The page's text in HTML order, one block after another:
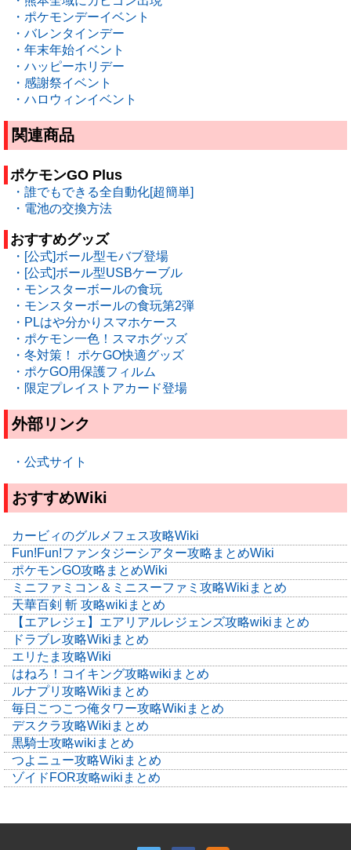
・ポケモンデーイベント
・バレンタインデー
・年末年始イベント
・ハッピーホリデー
・感謝祭イベント
・ハロウィンイベント
関連商品
ポケモンGO Plus
・誰でもできる全自動化[超簡単]
・電池の交換方法
おすすめグッズ
・[公式]ボール型モバブ登場
・[公式]ボール型USBケーブル
・モンスターボールの食玩
・モンスターボールの食玩第2弾
・PLはや分かりスマホケース
・ポケモン一色！スマホグッズ
・冬対策！ ポケGO快適グッズ
・ポケGO用保護フィルム
・限定プレイストアカード登場
外部リンク
・公式サイト
おすすめWiki
カービィのグルメフェス攻略Wiki
Fun!Fun!ファンタジーシアター攻略まとめWiki
ポケモンGO攻略まとめWiki
ミニファミコン＆ミニスーファミ攻略Wikiまとめ
天華百剣 斬 攻略wikiまとめ
【エアレジェ】エアリアルレジェンズ攻略wikiまとめ
ドラブレ攻略Wikiまとめ
エリたま攻略Wiki
はねろ！コイキング攻略wikiまとめ
ルナプリ攻略Wikiまとめ
毎日こつこつ俺タワー攻略Wikiまとめ
デスクラ攻略Wikiまとめ
黒騎士攻略wikiまとめ
つよニュー攻略Wikiまとめ
ゾイドFOR攻略wikiまとめ